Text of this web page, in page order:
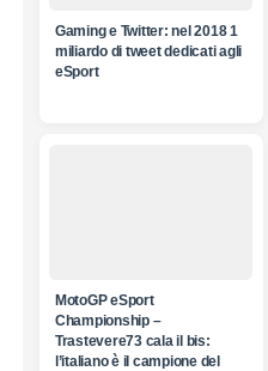
Gaming e Twitter: nel 2018 1
miliardo di tweet dedicati agli
eSport
MotoGP eSport
Championship –
Trastevere73 cala il bis:
l’italiano è il campione del